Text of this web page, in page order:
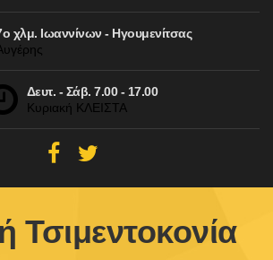
χλμ. Ιωαννίνων - Ηγουμενίτσας
Δευτ. - Σάβ. 7.00 - 17.00
Κυριακή ΚΛΕΙΣΤΑ
Τσιμεντοκονία